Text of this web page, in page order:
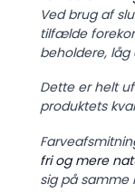
Ved brug af
tilfælde
beholdere, låg
Dette er helt
produktets
fri og mere
sig på samme